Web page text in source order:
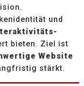
und
bieten. Ziel ist
Website
stärkt.